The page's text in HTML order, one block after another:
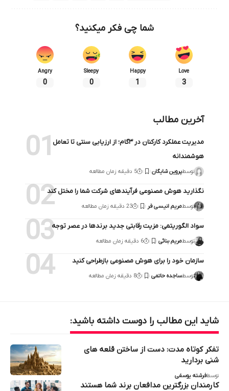
شما چی فکر میکنید؟
Love
3
Happy
1
Sleepy
0
Angry
0
آخرین مطالب
مدیریت عملکرد کارکنان در ۳گام؛ از ارزیابی سنتی تا تعامل
هوشمندانه
توسطپروین شایگان 5 دقیقه زمان مطالعه
نگذارید هوش مصنوعی فرآیندهای شرکت شما را مختل کند
توسطمریم انیسی فر 23 دقیقه زمان مطالعه
سواد الگوریتمی: مزیت رقابتی جدید برندها در عصر توجه
توسطمریم بنائی 6 دقیقه زمان مطالعه
سازمان خود را برای هوش مصنوعی بازطراحی کنید
توسطساجده حاتمی 8 دقیقه زمان مطالعه
شاید این مطالب را دوست داشته باشید:
تفکر کوتاه‌ مدت: دست از ساختن قلعه های
شنی بردارید
توسطفرشته یوسفی
کارمندان بزرگترین مدافعان برند شما هستند